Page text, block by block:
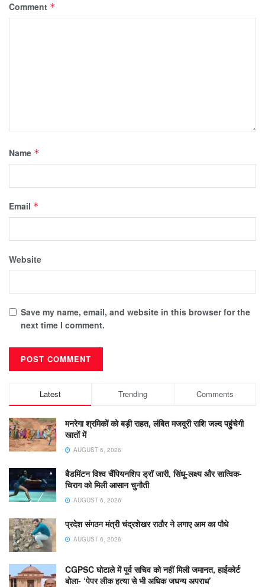
Comment *
Name *
Email *
Website
Save my name, email, and website in this browser for the
next time I comment.
Latest Trending Comments
मनरेगा श्रमिकों को बड़ी राहत, लंबित मजदूरी राशि जल्द पहुंचेगी
खातों में
AUGUST 6, 2026
बैडमिंटन विश्व चैंपियनशिप ड्रॉ जारी, सिंधू-लक्ष्य और सात्विक-
चिराग को मिली आसान चुनौती
AUGUST 6, 2026
प्रदेश संगठन मंत्री चंद्रशेखर राठौर ने लगाए आम का पौधे
AUGUST 6, 2026
CGPSC घोटाले में पूर्व सचिव को नहीं मिली जमानत, हाईकोर्ट
बोला- ‘पेपर लीक हत्या से भी अधिक जघन्य अपराध’